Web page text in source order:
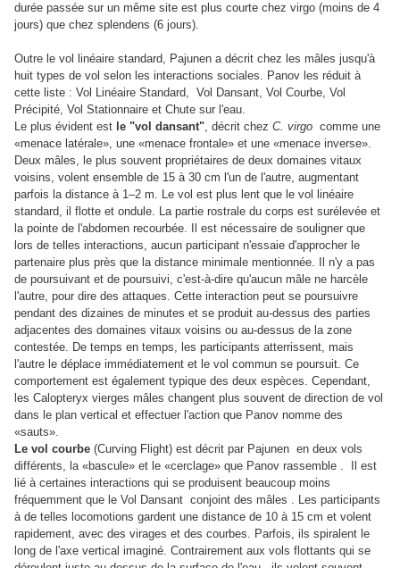
durée passée sur un même site est plus courte chez virgo (moins de 4
jours) que chez splendens (6 jours).
Outre le vol linéaire standard, Pajunen a décrit chez les mâles jusqu'à
huit types de vol selon les interactions sociales. Panov les réduit à
cette liste : Vol Linéaire Standard, Vol Dansant, Vol Courbe, Vol
Précipité, Vol Stationnaire et Chute sur l'eau.
Le plus évident est le "vol dansant", décrit chez C. virgo comme une
«menace latérale», une «menace frontale» et une «menace inverse».
Deux mâles, le plus souvent propriétaires de deux domaines vitaux
voisins, volent ensemble de 15 à 30 cm l'un de l'autre, augmentant
parfois la distance à 1–2 m. Le vol est plus lent que le vol linéaire
standard, il flotte et ondule. La partie rostrale du corps est surélevée et
la pointe de l'abdomen recourbée. Il est nécessaire de souligner que
lors de telles interactions, aucun participant n'essaie d'approcher le
partenaire plus près que la distance minimale mentionnée. Il n'y a pas
de poursuivant et de poursuivi, c'est-à-dire qu'aucun mâle ne harcèle
l'autre, pour dire des attaques. Cette interaction peut se poursuivre
pendant des dizaines de minutes et se produit au-dessus des parties
adjacentes des domaines vitaux voisins ou au-dessus de la zone
contestée. De temps en temps, les participants atterrissent, mais
l'autre le déplace immédiatement et le vol commun se poursuit. Ce
comportement est également typique des deux espèces. Cependant,
les Calopteryx vierges mâles changent plus souvent de direction de vol
dans le plan vertical et effectuer l'action que Panov nomme des
«sauts».
Le vol courbe (Curving Flight) est décrit par Pajunen en deux vols
différents, la «bascule» et le «cerclage» que Panov rassemble . Il est
lié à certaines interactions qui se produisent beaucoup moins
fréquemment que le Vol Dansant conjoint des mâles . Les participants
à de telles locomotions gardent une distance de 10 à 15 cm et volent
rapidement, avec des virages et des courbes. Parfois, ils spiralent le
long de l'axe vertical imaginé. Contrairement aux vols flottants qui se